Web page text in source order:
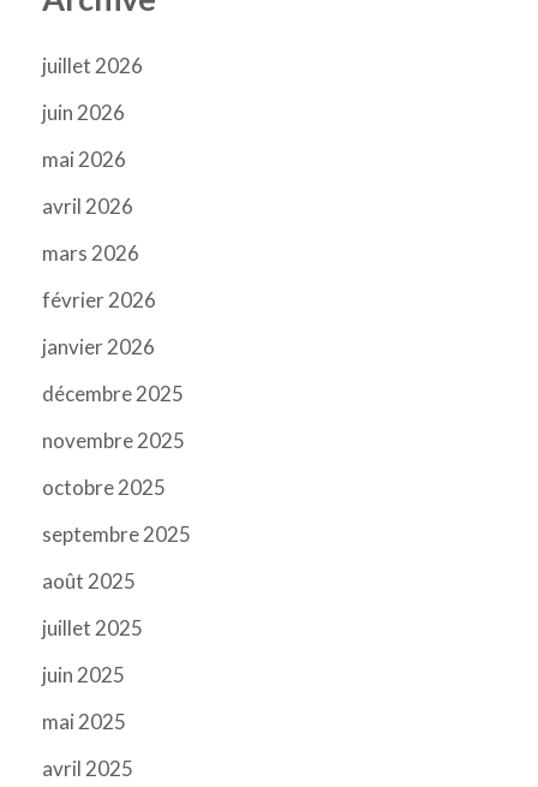
juillet 2026
juin 2026
mai 2026
avril 2026
mars 2026
février 2026
janvier 2026
décembre 2025
novembre 2025
octobre 2025
septembre 2025
août 2025
juillet 2025
juin 2025
mai 2025
avril 2025